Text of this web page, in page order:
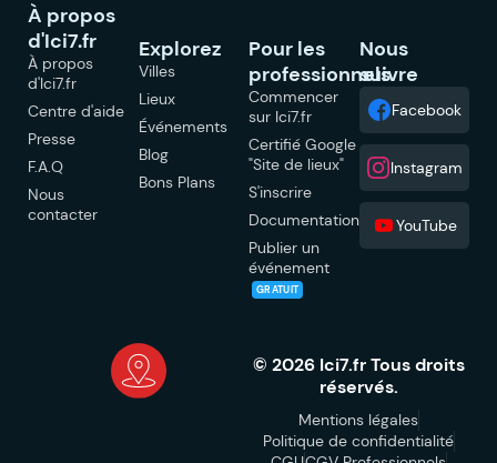
À propos
d'Ici7.fr
À propos
d'Ici7.fr
Centre d'aide
Presse
F.A.Q
Nous
contacter
Explorez
Villes
Lieux
Événements
Blog
Bons Plans
Pour les
professionnels
Commencer
sur Ici7.fr
Certifié Google
"Site de lieux"
S'inscrire
Documentation
Publier un
événement
GRATUIT
Nous
suivre
Facebook
Instagram
YouTube
© 2026 Ici7.fr Tous droits
réservés.
Mentions légales
Politique de confidentialité